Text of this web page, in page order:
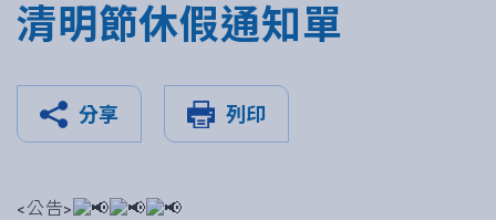
清明節休假通知單
分享 列印
<公告>